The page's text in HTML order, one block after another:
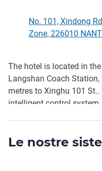
No. 101, Xindong
Zone, 226010
Descrizione
The hotel is located in
Langshan Coach
metres to Xinghu 101
intelligent control
are dedicated to
Le nostre